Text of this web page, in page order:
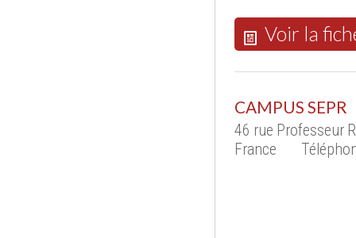
Voir la
CAMPUS SEPR
46 rue Professeur
France